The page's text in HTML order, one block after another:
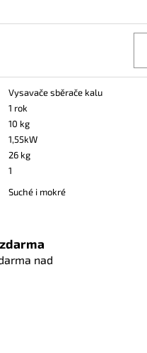
Vysavače sběrače kalu
1 rok
10 kg
1,55kW
26 kg
1
Suché i mokré
nad